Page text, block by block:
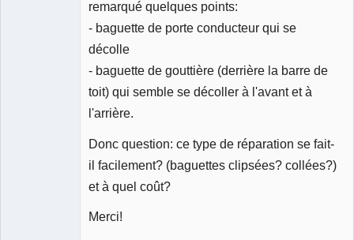
remarqué quelques points:
- baguette de porte conducteur qui se
décolle
- baguette de gouttière (derrière la barre de
toit) qui semble se décoller à l'avant et à
l'arrière.
Donc question: ce type de réparation se fait-
il facilement? (baguettes clipsées? collées?)
et à quel coût?
Merci!